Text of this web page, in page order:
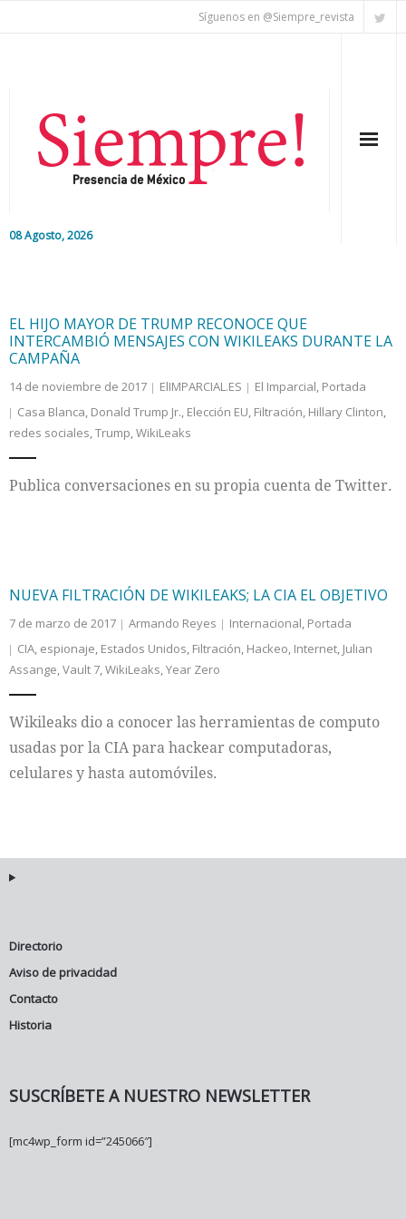
Síguenos en @Siempre_revista
08 Agosto, 2026
Nacional
Internacional
Cultura
EL HIJO MAYOR DE TRUMP RECONOCE QUE
INTERCAMBIÓ MENSAJES CON WIKILEAKS DURANTE LA
CAMPAÑA
14 de noviembre de 2017 ElIMPARCIAL.ES El Imparcial, Portada
Casa Blanca, Donald Trump Jr., Elección EU, Filtración, Hillary Clinton,
redes sociales,Trump,WikiLeaks
Publica conversaciones en su propia cuenta de Twitter.
NUEVA FILTRACIÓN DE WIKILEAKS; LA CIA EL OBJETIVO
7 de marzo de 2017 Armando Reyes Internacional, Portada
CIA, espionaje, Estados Unidos, Filtración, Hackeo, Internet, Julian
Assange,Vault 7,WikiLeaks,Year Zero
Wikileaks dio a conocer las herramientas de computo
usadas por la CIA para hackear computadoras,
celulares y hasta automóviles.
Directorio
Aviso de privacidad
Contacto
Historia
SUSCRÍBETE A NUESTRO NEWSLETTER
[mc4wp_form id=”245066″]